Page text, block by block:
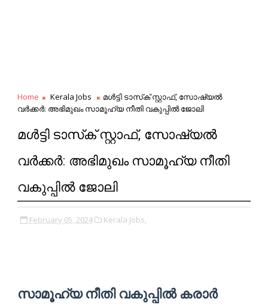
Home Kerala Jobs
മള്‍ട്ടി ടാസ്‌ക് സ്റ്റാഫ്, സോഷ്യല്‍
വര്‍ക്കര്‍: അഭിമുഖം സാമൂഹ്യ നീതി വകുപ്പിൽ ജോലി
മള്‍ട്ടി ടാസ്‌ക് സ്റ്റാഫ്, സോഷ്യല്‍
വര്‍ക്കര്‍: അഭിമുഖം സാമൂഹ്യ നീതി
വകുപ്പിൽ ജോലി
February 05, 2024 Kerala Jobs,
സാമൂഹ്യ നീതി വകുപ്പിൽ കരാര്‍